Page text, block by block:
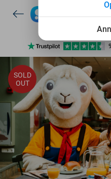
7 dagen
10+
7 dagen
10+
SOLD
OUT